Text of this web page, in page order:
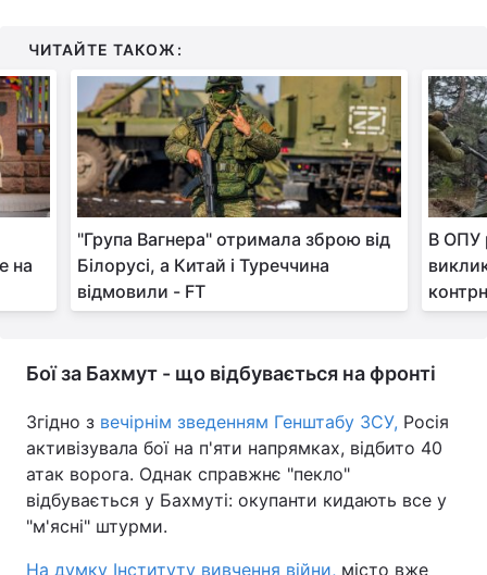
ЧИТАЙТЕ ТАКОЖ:
на
"Група Вагнера" отримала зброю від
Білорусі, а Китай і Туреччина
відмовили - FT
В ОПУ
Бої за Бахмут - що відбувається на фронті
Згідно з вечірнім зведенням Генштабу ЗСУ, Росія
активізувала бої на п'яти напрямках, відбито 40
атак ворога. Однак справжнє "пекло"
відбувається у Бахмуті: окупанти кидають все у
"м'ясні" штурми.
На думку Інституту вивчення війни, місто вже